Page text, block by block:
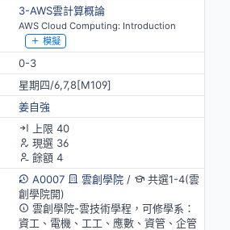
3-AWS雲計算概論
AWS Cloud Computing: Introduction
模擬
0-3
星期四/6,7,8[M109]
姜自強
上限 40
現選 36
餘額 4
A0007
雲創學院/
共選1-4(雲
創學院開)
雲創學院-雲技術學程，可修學系：
資工、電機、工工、應數、資管、企管